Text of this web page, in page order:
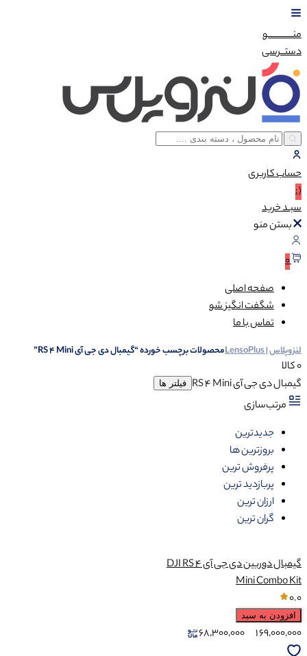
منــــــــــــو
دستــرسی
حسابکاربری
(:
سبـدخرید
بستن منو
0
صفحه اصلی
شگفت انگیز شو
تماس با ما
لنزوپلاس | LensoPlus محصولات برچسب خورده “گیمبال دی جی آی RS 4 Mini”
0 کالا
گیمبال دی جی آی RS 4 Mini
فیلتر ها
مرتب‌سازی
جدیدترین
بروزترین ها
پرفروش ترین
پربازدید ترین
ارزان ترین
گران ترین
گيمبال دوربين دی جی آی DJI RS 4
Mini Combo Kit
0.0
افزودن به سبد
69,000,000
1
68,300,000